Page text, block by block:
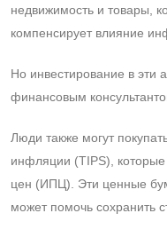
недвижимость и товары,
компенсирует влияние
Но инвестирование в эти
финансовым
Люди также могут
инфляции (TIPS), которые
цен (ИПЦ). Эти ценные
может помочь сохранить